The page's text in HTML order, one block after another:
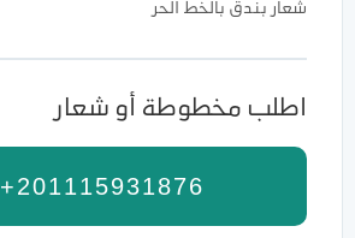
شعار بندق بالخط الحر
اطلب مخطوطة أو شعار
+201115931876